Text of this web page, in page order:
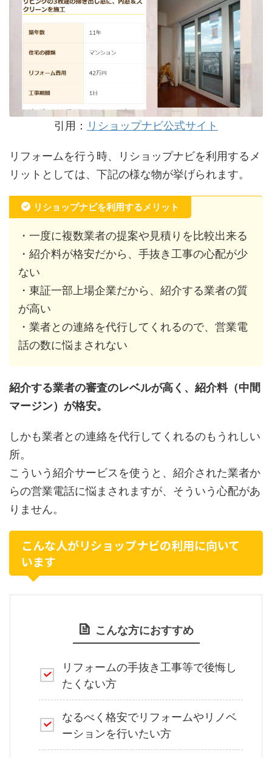
引用： リショップナビ公式サイト
リフォームを行う時、リショップナビを利用するメ
リットとしては、下記の様な物が挙げられます。
リショップナビを利用するメリット
・一度に複数業者の提案や見積りを比較出来る
・紹介料が格安だから、手抜き工事の心配が少
ない
・東証一部上場企業だから、紹介する業者の質
が高い
・業者との連絡を代行してくれるので、営業電
話の数に悩まされない
紹介する業者の審査のレベルが高く、紹介料（中間
マージン）が格安。
しかも業者との連絡を代行してくれるのもうれしい
所。
こういう紹介サービスを使うと、紹介された業者か
らの営業電話に悩まされますが、そういう心配があ
りません。
こんな人がリショップナビの利用に向いて
います
こんな方におすすめ
リフォームの手抜き工事等で後悔し
たくない方
なるべく格安でリフォームやリノベ
ーションを行いたい方